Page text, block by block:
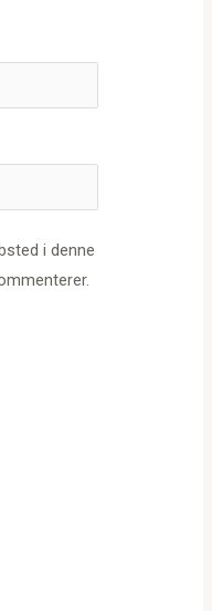
i denne